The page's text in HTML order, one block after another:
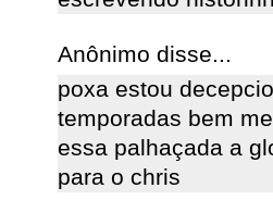
Anônimo disse...
poxa estou
temporadas bem
essa palhaçada a
para o chris